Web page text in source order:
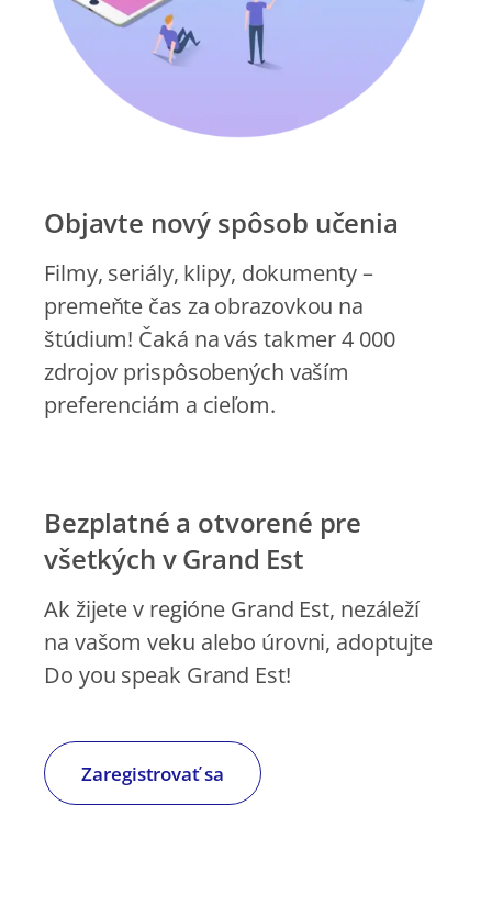
Objavte nový spôsob učenia
Filmy, seriály, klipy, dokumenty –
premeňte čas za obrazovkou na
štúdium! Čaká na vás takmer 4 000
zdrojov prispôsobených vaším
preferenciám a cieľom.
Bezplatné a otvorené pre
všetkých v Grand Est
Ak žijete v regióne Grand Est, nezáleží
na vašom veku alebo úrovni, adoptujte
Do you speak Grand Est!
Zaregistrovať sa